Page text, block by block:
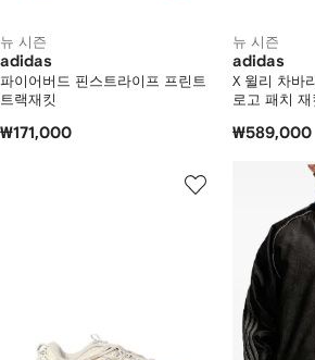
뉴 시즌
adidas
파이어버드 핀스트라이프 프린트
트랙재킷
₩171,000
뉴 시즌
adidas
X 윌리 차바
로고 패치 재
₩589,000